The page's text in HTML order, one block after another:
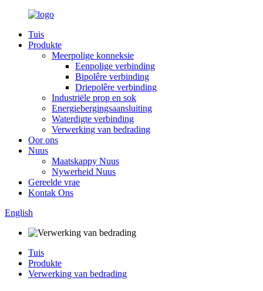
Tuis
Produkte
Meerpolige konneksie
Eenpolige verbinding
Bipolêre verbinding
Driepolêre verbinding
Industriële prop en sok
Energiebergingsaansluiting
Waterdigte verbinding
Verwerking van bedrading
Oor ons
Nuus
Maatskappy Nuus
Nywerheid Nuus
Gereelde vrae
Kontak Ons
English
Tuis
Produkte
Verwerking van bedrading